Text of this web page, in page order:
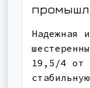
Надежная
19,5/4 от